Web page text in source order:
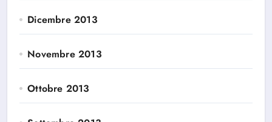
Dicembre 2013
Novembre 2013
Ottobre 2013